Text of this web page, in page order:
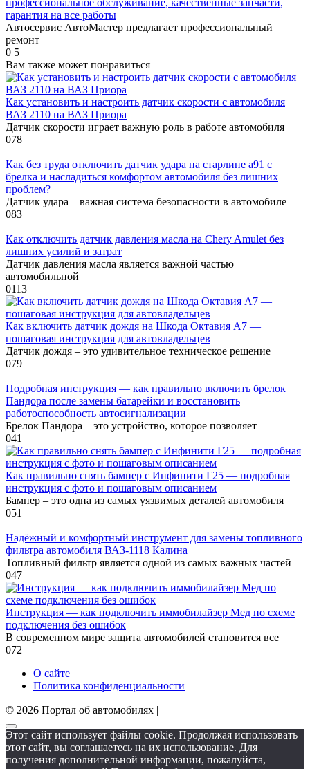
профессиональное обслуживание, качественные запчасти,
гарантия на все работы
Автосервис АвтоМастер предлагает профессиональный
ремонт
0 5
Вам также может понравиться
Как установить и настроить датчик скорости с автомобиля
ВАЗ 2110 на ВАЗ Приора
Датчик скорости играет важную роль в работе автомобиля
078
Как без труда отключить датчик удара на старлине а91 с
брелка и насладиться комфортом автомобиля без лишних
проблем?
Датчик удара – важная система безопасности в автомобиле
083
Как отключить датчик давления масла на Chery Amulet без
лишних усилий и затрат
Датчик давления масла является важной частью
автомобильной
0113
Как включить датчик дождя на Шкода Октавия А7 —
пошаговая инструкция для автовладельцев
Датчик дождя – это удивительное техническое решение
079
Подробная инструкция — как правильно включить брелок
Пандора после замены батарейки и восстановить
работоспособность автосигнализации
Брелок Пандора – это устройство, которое позволяет
041
Как правильно снять бампер с Инфинити Г25 — подробная
инструкция с фото и пошаговым описанием
Бампер – это одна из самых уязвимых деталей автомобиля
051
Надёжный и комфортный инструмент для замены топливного
фильтра автомобиля ВАЗ-1118 Калина
Топливный фильтр является одной из самых важных частей
047
Инструкция — как подключить иммобилайзер Мед по схеме
подключения без ошибок
В современном мире защита автомобилей становится все
072
О сайте
Политика конфиденциальности
© 2026 Портал об автомобилях |
Этот сайт использует файлы cookie. Продолжая использовать
этот сайт, вы соглашаетесь на их использование. Для
получения дополнительной информации, пожалуйста,